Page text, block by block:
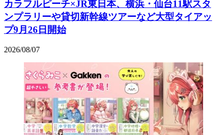
カラフルピーチ×JR東日本、横浜・仙台11駅スタ
ンプラリーや貸切新幹線ツアーなど大型タイアッ
プ9月26日開始
2026/08/07